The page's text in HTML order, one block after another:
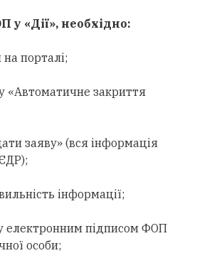
«Дії», необхідно:
порталі;
«Автоматичне закриття
заяву» (вся інформація
інформації;
електронним підписом ФОП
особи;